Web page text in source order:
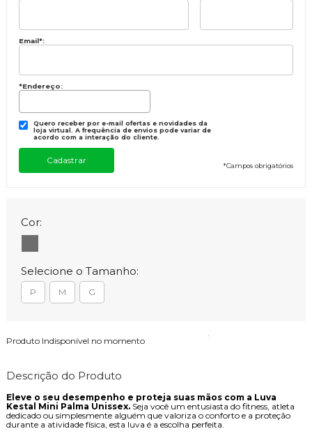
Email*:
*Endereço:
Quero receber por e-mail ofertas e novidades da
loja virtual. A frequência de envios pode variar de
acordo com a interação do cliente.
*Campos obrigatórios
Cor:
Selecione o Tamanho:
P M G
Produto Indisponível no momento
Descrição do Produto
Eleve o seu desempenho e proteja suas mãos com a Luva
Kestal Mini Palma Unissex.Seja você um entusiasta do fitness, atleta
dedicado ou simplesmente alguém que valoriza o conforto e a proteção
durante a atividade física, esta luva é a escolha perfeita.